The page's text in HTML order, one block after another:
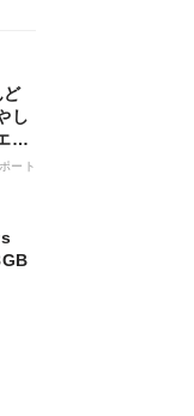
し
ン
8
ート